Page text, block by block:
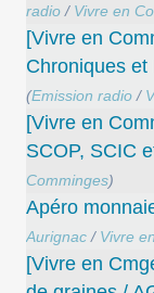
radio / Vivre en
[Vivre en
Chroniques
(Emission radio /
[Vivre en
SCOP, SCIC
Comminges)
Apéro
Aurignac / Vivre
[Vivre en